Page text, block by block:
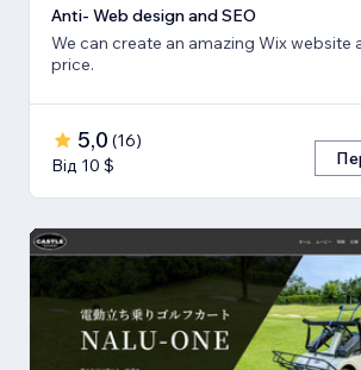
Anti- Web design and SEO
We can create an amazing Wix website
price.
5,0 (16)
Від 10 $